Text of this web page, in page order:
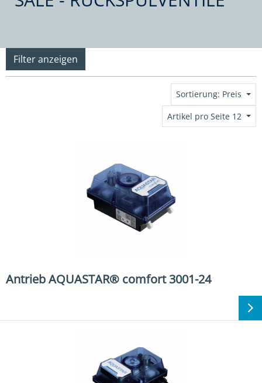
Filter anzeigen
Sortierung: Preis
Artikel pro Seite 12
Antrieb AQUASTAR® comfort 3001-24